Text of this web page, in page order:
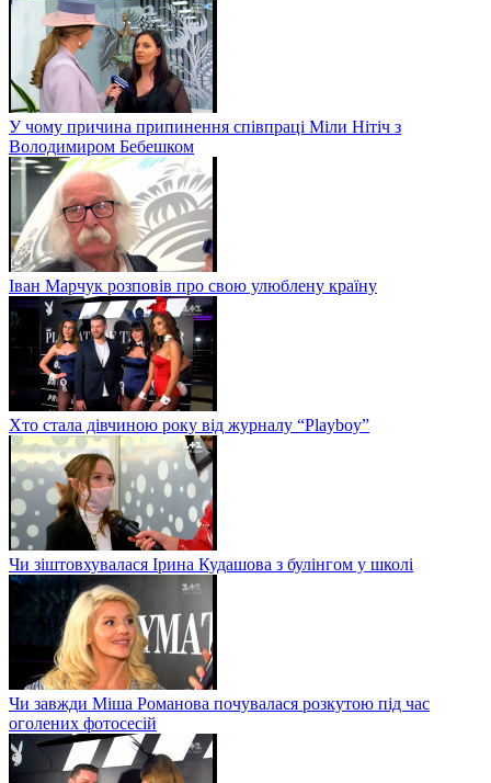
У чому причина припинення співпраці Міли Нітіч з
Володимиром Бебешком
Іван Марчук розповів про свою улюблену країну
Хто стала дівчиною року від журналу “Playboy”
Чи зіштовхувалася Ірина Кудашова з булінгом у школі
Чи завжди Міша Романова почувалася розкутою під час
оголених фотосесій